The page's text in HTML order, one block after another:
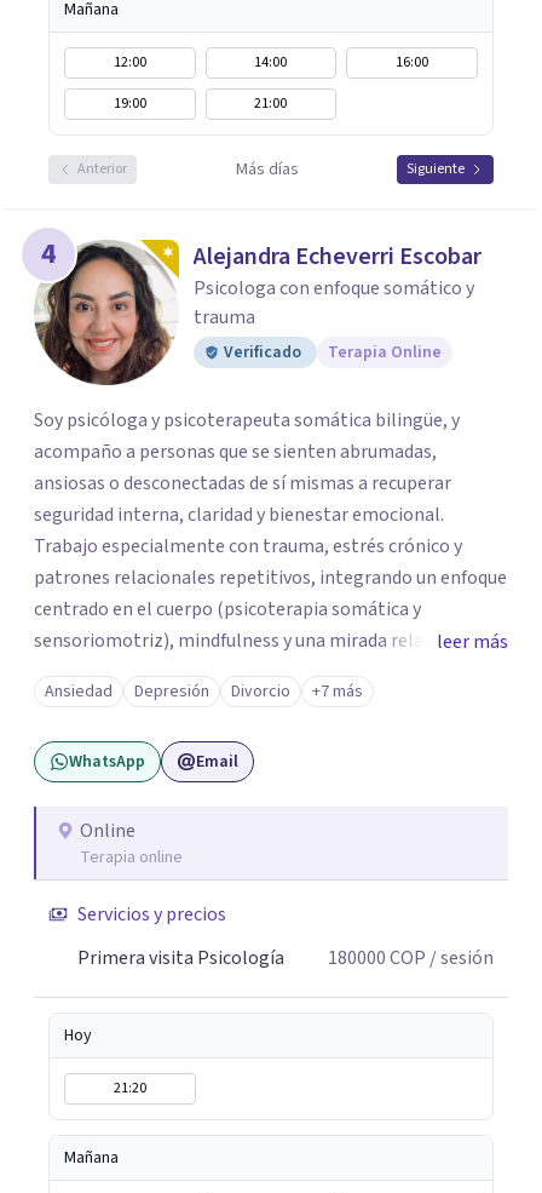
Mañana
12:00 14:00
16:00
19:00
21:00
Anterior Más días Siguiente
4 Alejandra Echeverri Escobar
Psicologa con enfoque somático y
trauma
Verificado Terapia Online
Soy psicóloga y psicoterapeuta somática bilingüe, y
acompaño a personas que se sienten abrumadas,
ansiosas o desconectadas de sí mismas a recuperar
seguridad interna, claridad y bienestar emocional.
Trabajo especialmente con trauma, estrés crónico y
patrones relacionales repetitivos, integrando un enfoque
centrado en el cuerpo (psicoterapia somática y
sensoriomotriz), mindfulness y una mirada relacional y
psicodinámica. En terapia te ayudo a entender lo que te
pasa sin juicio, a regular tu sistema nervioso y a
desarrollar recursos concretos para sentirte más
presente, estable y en paz contigo. También tengo
lo que me permite abordar dinámicas profundas que
pueden estar influyendo en tu historia y tus vínculos
leer más
Ansiedad Depresión Divorcio +7 más
WhatsApp Email
Online
Terapia online
Servicios y precios
Primera visita Psicología
180000COP / sesión
Hoy
21:20
Mañana